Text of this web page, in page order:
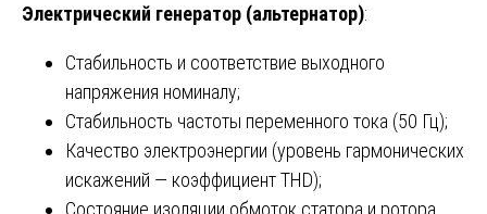
Электрический генератор (альтернатор):
Стабильность и соответствие выходного
напряжения номиналу;
Стабильность частоты переменного тока (50 Гц);
Качество электроэнергии (уровень гармонических
искажений — коэффициент THD);
Состояние изоляции обмоток статора и ротора,